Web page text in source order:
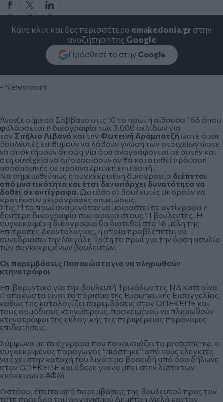
Κάνε κλικ και δες περισσότερο emakedonia.grστην
αναζήτηση της Google
Πρόσθεσέ το στην Google
- Newsroom
Άνοιξε σήμερα Σάββατο στις 10 το πρωί η αίθουσα 168 όπου
φυλάσσεται η δικογραφία των 3.000 σελίδων για
τον Σπήλιο Λιβανόκαι την Φωτεινή Αραμπατζή ώστε όσοι
βουλευτές επιθυμούν να λάβουν γνώση των στοιχείων ώστε
να αποκτήσουν άποψη για όσα αναγράφονται σε αυτήν και
στη συνέχεια να αποφασίσουν αν θα κατατεθεί πρόταση
παραπομπής σε προανακριτική επιτροπή.
Να σημειωθεί πως η συγκεκριμένη δικογραφία διέπεται
από μυστικότητα και έτσι δεν υπάρχει δυνατότητα να
δοθεί σε αντίγραφα. Ωστόσο οι βουλευτές μπορούν να
κρατήσουν χειρόγραφες σημειώσεις.
Στις 11 το πρωί αναμενόταν να μοιραστεί σε αντίγραφα η
δεύτερη δικογραφία που αφορά στους 11 βουλευτές. Η
συγκεκριμένη δικογραφία θα διατεθεί στα 16 μέλη της
Επιτροπής Δεοντολογίας, η οποία προβλέπεται να
συνεδριάσει την Μεγάλη Τρίτη το πρωί για την άρση ασυλία
των συγκεκριμένων βουλευτών.
Οι παρεμβάσεις Παπακώστα για να πληρωθούν
κτηνοτρόφοι
Επιβαρυντικό για την βουλευτή Τρικάλων της ΝΔ Κατερίνα
Παπακώστα είναι το πόρισμα της Ευρωπαϊκής Εισαγγελίας,
καθώς της καταλογίζει παρεμβάσεις στον ΟΠΕΚΕΠΕ και
τους αρμόδιους κτηνιάτρους, προκειμένου να πληρωθούν
κτηνοτρόφοι της εκλογικής της περιφέρειας παράνομες
επιδοτήσεις.
Σύμφωνα με τα έγγραφα που παρουσιάζει το protothema, ο
συγκεκριμένος παραγωγός “πιάστηκε” από τους ελεγκτές
να έχει στην κατοχή του λιγότερα βοοειδή από όσα δήλωνε
στον ΟΠΕΚΕΠΕ και όδευε για να μπει στην λίστα των
«κόκκινων» ΑΦΜ.
Ωστόσο, έπειτα από παρεμβάσεις της βουλευτού προς τον
τότε πρόεδρο του οργανισμού Δημήτρη Μελά και τον